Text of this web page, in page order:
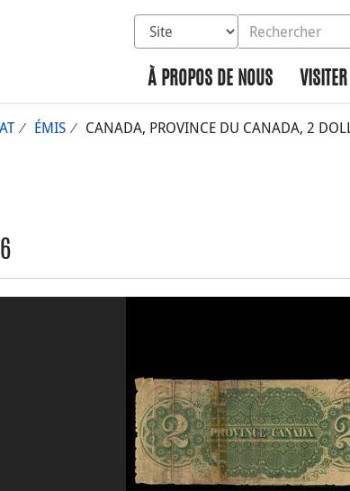
Sélectionnez la base de
Rechercher dans le site
À PROPOS DE NOUS VISITER
ÉMIS CANADA, PROVINCE DU CANADA, 2